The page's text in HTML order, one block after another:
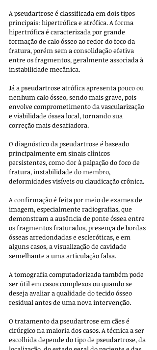
A pseudartrose é classificada em dois tipos
principais: hipertrófica e atrófica. A forma
hipertrófica é caracterizada por grande
formação de calo ósseo ao redor do foco da
fratura, porém sem a consolidação efetiva
entre os fragmentos, geralmente associada à
instabilidade mecânica.
Já a pseudartrose atrófica apresenta pouco ou
nenhum calo ósseo, sendo mais grave, pois
envolve comprometimento da vascularização
e viabilidade óssea local, tornando sua
correção mais desafiadora.
O diagnóstico da pseudartrose é baseado
principalmente em sinais clínicos
persistentes, como dor à palpação do foco de
fratura, instabilidade do membro,
deformidades visíveis ou claudicação crônica.
A confirmação é feita por meio de exames de
imagem, especialmente radiografias, que
demonstram a ausência de ponte óssea entre
os fragmentos fraturados, presença de bordas
ósseas arredondadas e escleróticas, e em
alguns casos, a visualização de cavidade
semelhante a uma articulação falsa.
A tomografia computadorizada também pode
ser útil em casos complexos ou quando se
deseja avaliar a qualidade do tecido ósseo
residual antes de uma nova intervenção.
O tratamento da pseudartrose em cães é
cirúrgico na maioria dos casos. A técnica a ser
escolhida depende do tipo de pseudartrose, da